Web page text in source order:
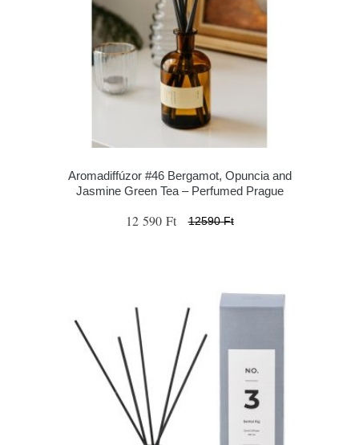
Aromadiffúzor #46 Bergamot, Opuncia and
Jasmine Green Tea – Perfumed Prague
12 590 Ft 12590 Ft